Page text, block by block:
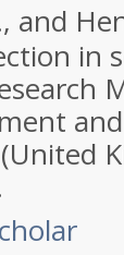
and
in